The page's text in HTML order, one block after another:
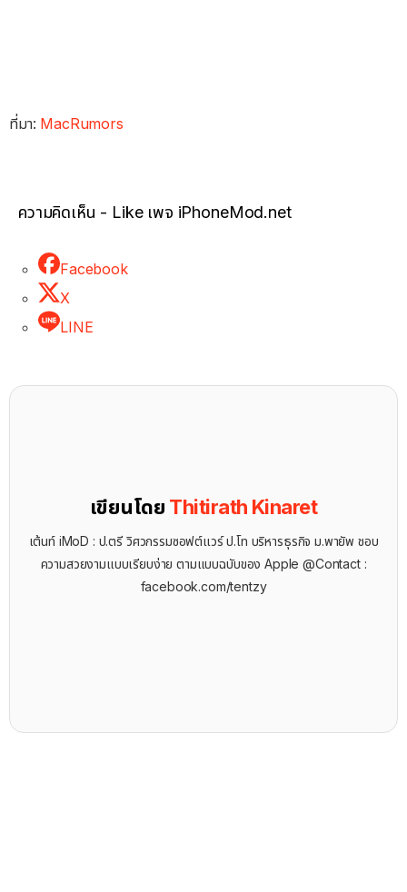
ที่มา: MacRumors
ความคิดเห็น - Like เพจ iPhoneMod.net
Facebook
X
LINE
เขียนโดย Thitirath Kinaret
เต้นท์ iMoD : ป.ตรี วิศวกรรมซอฟต์แวร์ ป.โท บริหารธุรกิจ ม.พายัพ ชอบ
ความสวยงามแบบเรียบง่าย ตามแบบฉบับของ Apple @Contact :
facebook.com/tentzy